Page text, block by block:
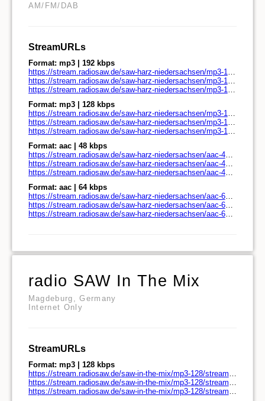
AM/FM/DAB
StreamURLs
Format: mp3 | 192 kbps
https://stream.radiosaw.de/saw-harz-niedersachsen/mp3-192/stream.radiosaw.de/
https://stream.radiosaw.de/saw-harz-niedersachsen/mp3-192/stream.radiosaw.de/play.pls
https://stream.radiosaw.de/saw-harz-niedersachsen/mp3-192/stream.radiosaw.de/play.m3u
Format: mp3 | 128 kbps
https://stream.radiosaw.de/saw-harz-niedersachsen/mp3-128/stream.radiosaw.de/
https://stream.radiosaw.de/saw-harz-niedersachsen/mp3-128/stream.radiosaw.de/play.pls
https://stream.radiosaw.de/saw-harz-niedersachsen/mp3-128/stream.radiosaw.de/play.m3u
Format: aac | 48 kbps
https://stream.radiosaw.de/saw-harz-niedersachsen/aac-48/stream.radiosaw.de/
https://stream.radiosaw.de/saw-harz-niedersachsen/aac-48/stream.radiosaw.de/play.pls
https://stream.radiosaw.de/saw-harz-niedersachsen/aac-48/stream.radiosaw.de/play.m3u
Format: aac | 64 kbps
https://stream.radiosaw.de/saw-harz-niedersachsen/aac-64/stream.radiosaw.de/
https://stream.radiosaw.de/saw-harz-niedersachsen/aac-64/stream.radiosaw.de/play.pls
https://stream.radiosaw.de/saw-harz-niedersachsen/aac-64/stream.radiosaw.de/play.m3u
radio SAW In The Mix
Magdeburg, Germany
Internet Only
StreamURLs
Format: mp3 | 128 kbps
https://stream.radiosaw.de/saw-in-the-mix/mp3-128/stream.radiosaw.de/
https://stream.radiosaw.de/saw-in-the-mix/mp3-128/stream.radiosaw.de/play.pls
https://stream.radiosaw.de/saw-in-the-mix/mp3-128/stream.radiosaw.de/play.m3u